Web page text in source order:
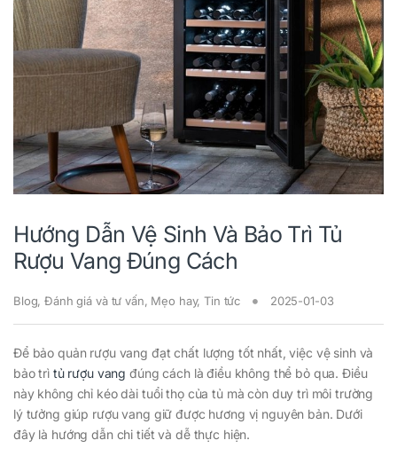
Hướng Dẫn Vệ Sinh Và Bảo Trì Tủ
Rượu Vang Đúng Cách
Blog,Đánh giá và tư vấn, Mẹo hay,Tin tức 2025-01-03
Để bảo quản rượu vang đạt chất lượng tốt nhất, việc vệ sinh và
bảo trì tủ rượu vang đúng cách là điều không thể bỏ qua. Điều
này không chỉ kéo dài tuổi thọ của tủ mà còn duy trì môi trường
lý tưởng giúp rượu vang giữ được hương vị nguyên bản. Dưới
đây là hướng dẫn chi tiết và dễ thực hiện.